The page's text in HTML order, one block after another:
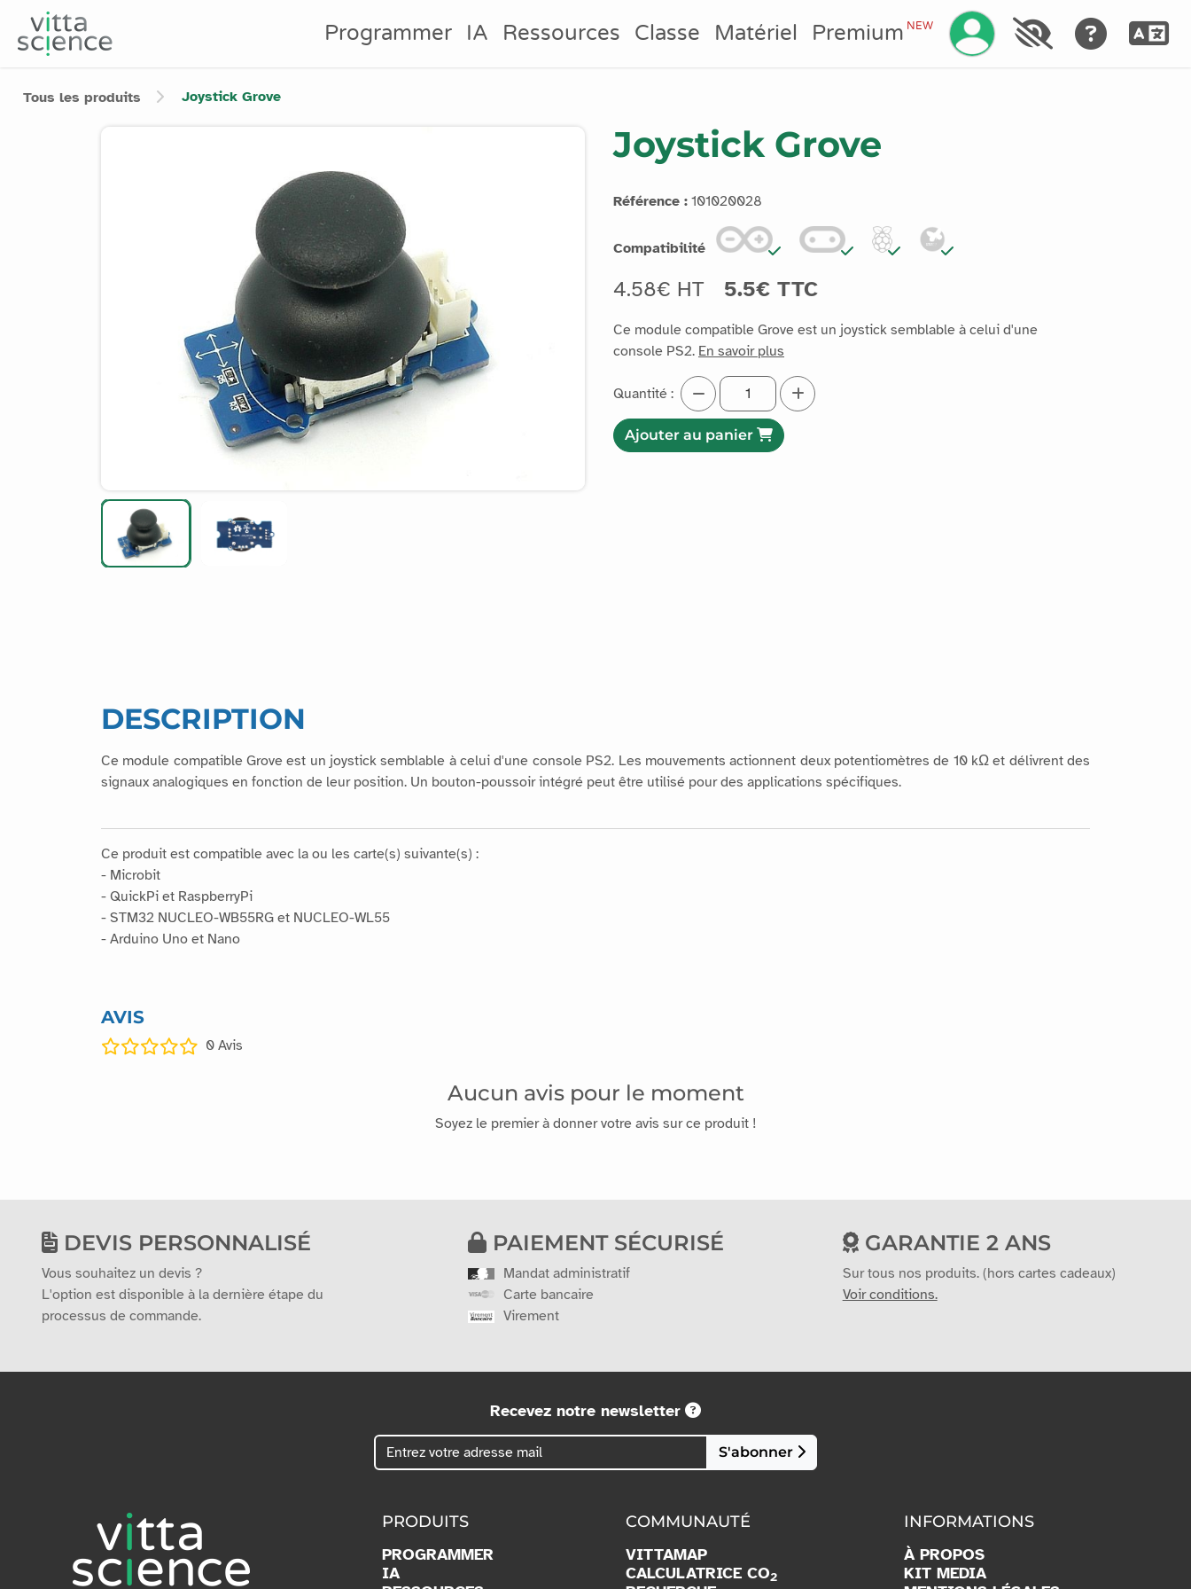
Programmer IA Ressources Classe Matériel PremiumNEW Gérez votre compte
Tous les produits Joystick Grove
Joystick Grove
Référence : 101020028
Compatibilité
4.58€ HT 5.5€ TTC
Ce module compatible Grove est un joystick semblable à celui d'une
console PS2. En savoir plus
Quantité :
Ajouter au panier
DESCRIPTION
Ce module compatible Grove est un joystick semblable à celui d'une console PS2. Les mouvements actionnent deux potentiomètres de 10 kΩ et délivrent des
signaux analogiques en fonction de leur position. Un bouton-poussoir intégré peut être utilisé pour des applications spécifiques.
Ce produit est compatible avec la ou les carte(s) suivante(s) :
- Microbit
- QuickPi et RaspberryPi
- STM32 NUCLEO-WB55RG et NUCLEO-WL55
- Arduino Uno et Nano
AVIS
0 Avis
Aucun avis pour le moment
Soyez le premier à donner votre avis sur ce produit !
DEVIS PERSONNALISÉ
Vous souhaitez un devis ?
L'option est disponible à la dernière étape du
processus de commande.
PAIEMENT SÉCURISÉ
Mandat administratif
Carte bancaire
Virement
GARANTIE 2 ANS
Sur tous nos produits. (hors cartes cadeaux)
Voir conditions.
Recevez notre newsletter
S'abonner
PRODUITS
PROGRAMMER
IA
COMMUNAUTÉ
VITTAMAP
CALCULATRICE CO2
INFORMATIONS
À PROPOS
KIT MEDIA